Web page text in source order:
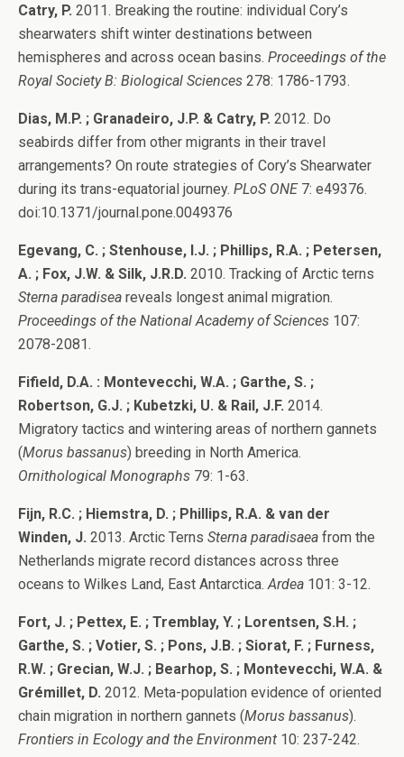
Catry, P. 2011. Breaking the routine: individual Cory’s
shearwaters shift winter destinations between
hemispheres and across ocean basins. Proceedings of the
Royal Society B: Biological Sciences 278: 1786-1793.
Dias, M.P. ; Granadeiro, J.P. & Catry, P. 2012. Do
seabirds differ from other migrants in their travel
arrangements? On route strategies of Cory’s Shearwater
during its trans-equatorial journey. PLoS ONE7: e49376.
doi:10.1371/journal.pone.0049376
Egevang, C. ; Stenhouse, I.J. ; Phillips, R.A. ; Petersen,
A. ; Fox, J.W. & Silk, J.R.D. 2010. Tracking of Arctic terns
Sterna paradisea reveals longest animal migration.
Proceedings of the National Academy of Sciences 107:
2078-2081.
Fifield, D.A. : Montevecchi, W.A. ; Garthe, S. ;
Robertson, G.J. ; Kubetzki, U. & Rail, J.F. 2014.
Migratory tactics and wintering areas of northern gannets
(Morus bassanus) breeding in North America.
Ornithological Monographs 79: 1-63.
Fijn, R.C. ; Hiemstra, D. ; Phillips, R.A. & van der
Winden, J. 2013. Arctic Terns Sterna paradisaea from the
Netherlands migrate record distances across three
oceans to Wilkes Land, East Antarctica. Ardea 101: 3-12.
Fort, J. ; Pettex, E. ; Tremblay, Y. ; Lorentsen, S.H. ;
Garthe, S. ; Votier, S. ; Pons, J.B. ; Siorat, F. ; Furness,
R.W. ; Grecian, W.J. ; Bearhop, S. ; Montevecchi, W.A. &
Grémillet, D. 2012. Meta-population evidence of oriented
chain migration in northern gannets (Morus bassanus).
Frontiers in Ecology and the Environment 10: 237-242.